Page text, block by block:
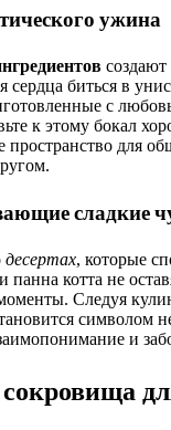
ужина
сердца биться в
с
к этому бокал
пространство для
сладкие
десертах, которые
панна котта не
Следуя
символом
и